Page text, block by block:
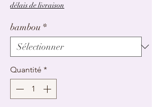
délais de livraison
bambou *
Quantité *